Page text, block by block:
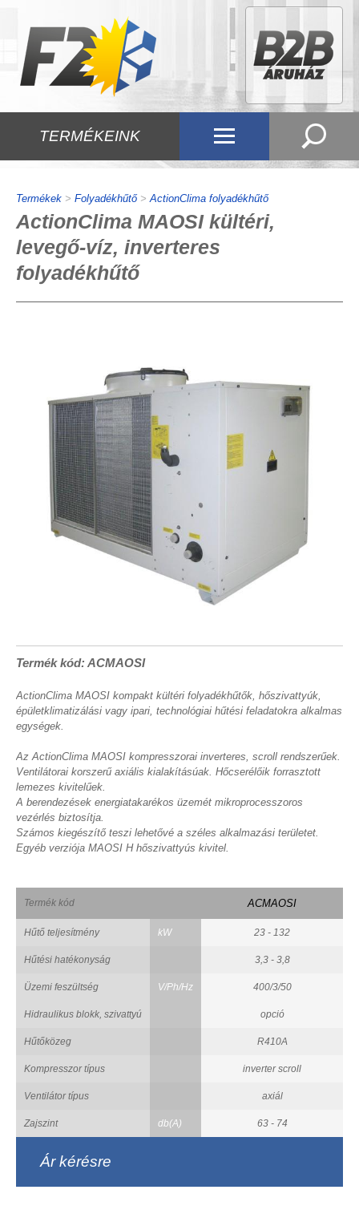
TERMÉKEINK
Termékek > Folyadékhűtő>ActionClima folyadékhűtő
ActionClima MAOSI kültéri,
levegő-víz, inverteres
folyadékhűtő
Termék kód: ACMAOSI
ActionClima MAOSI kompakt kültéri folyadékhűtők, hőszivattyúk,
épületklimatizálási vagy ipari, technológiai hűtési feladatokra alkalmas
egységek.
Az ActionClima MAOSI kompresszorai inverteres, scroll rendszerűek.
Ventilátorai korszerű axiális kialakításúak. Hőcserélőik forrasztott
lemezes kivitelűek.
A berendezések energiatakarékos üzemét mikroprocesszoros
vezérlés biztosítja.
Számos kiegészítő teszi lehetővé a széles alkalmazási területet.
Egyéb verziója MAOSI H hőszivattyús kivitel.
Termék kód ACMAOSI
Hűtő teljesítmény kW 23 - 132
Hűtési hatékonyság 3,3 - 3,8
Üzemi feszültség V/Ph/Hz 400/3/50
Hidraulikus blokk, szivattyú opció
Hűtőközeg R410A
Kompresszor típus inverter scroll
Ventilátor típus axiál
Zajszint db(A) 63 - 74
Ár kérésre